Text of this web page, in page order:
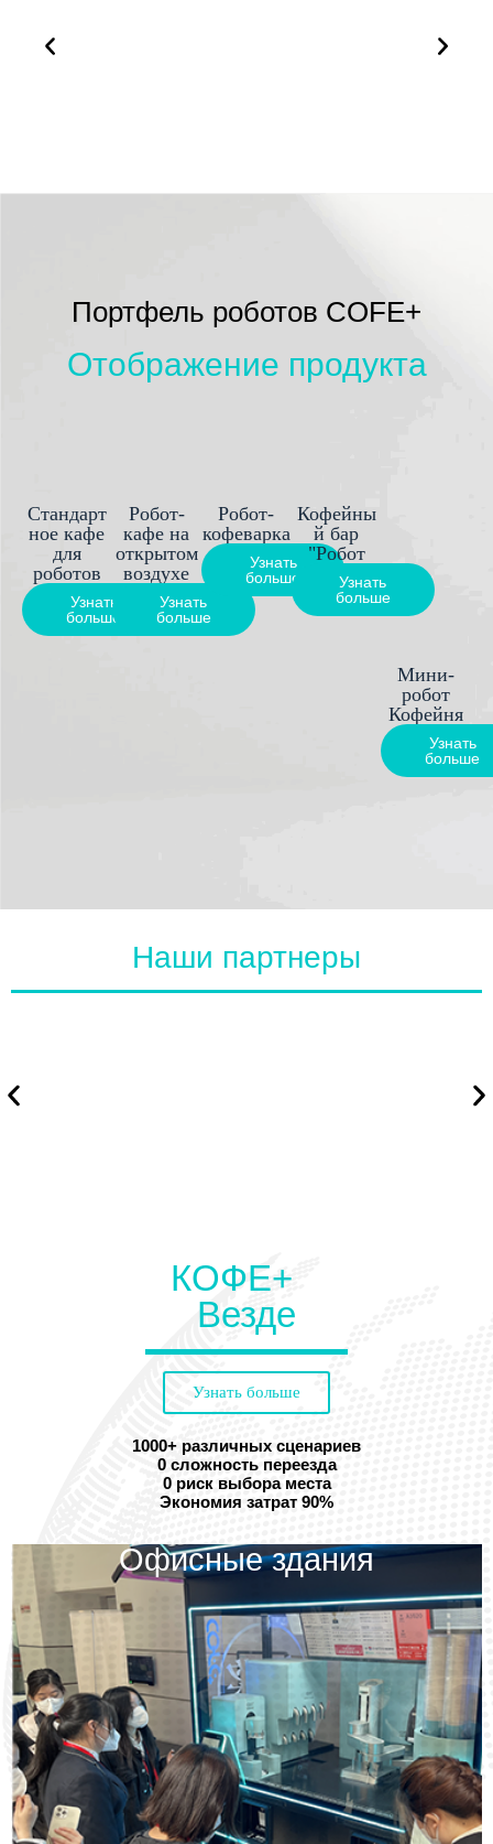
Портфель роботов COFE+
Отображение продукта
Стандарт
ное кафе
для
роботов
Узнать
больше
Робот-
кафе на
открытом
воздухе
Узнать
больше
Робот-
кофеварка
Узнать
больше
Кофейны
й бар
"Робот
Узнать
больше
Мини-
робот
Кофейня
Узнать
больше
Наши партнеры
КОФЕ+
Везде
Узнать больше
1000+ различных сценариев
0 сложность переезда
0 риск выбора места
Экономия затрат 90%
Офисные здания